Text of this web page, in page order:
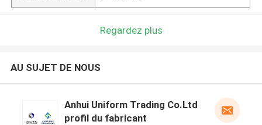
Regardez plus
AU SUJET DE NOUS
Anhui Uniform Trading Co.Ltd
profil du fabricant